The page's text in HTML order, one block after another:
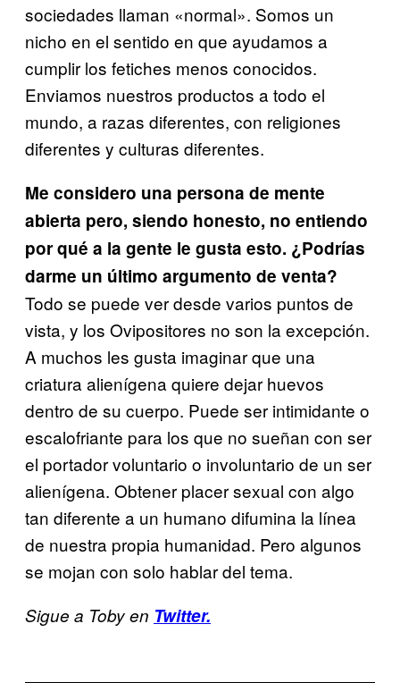
sociedades llaman «normal». Somos un
nicho en el sentido en que ayudamos a
cumplir los fetiches menos conocidos.
Enviamos nuestros productos a todo el
mundo, a razas diferentes, con religiones
diferentes y culturas diferentes.
Me considero una persona de mente
abierta pero, siendo honesto, no entiendo
por qué a la gente le gusta esto. ¿Podrías
darme un último argumento de venta?
Todo se puede ver desde varios puntos de
vista, y los Ovipositores no son la excepción.
A muchos les gusta imaginar que una
criatura alienígena quiere dejar huevos
dentro de su cuerpo. Puede ser intimidante o
escalofriante para los que no sueñan con ser
el portador voluntario o involuntario de un ser
alienígena. Obtener placer sexual con algo
tan diferente a un humano difumina la línea
de nuestra propia humanidad. Pero algunos
se mojan con solo hablar del tema.
Sigue a Toby en Twitter.